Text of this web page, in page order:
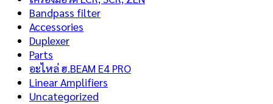
Bandpass filter
Accessories
Duplexer
Parts
อะไหล่ ฮ.BEAM E4 PRO
Linear Amplifiers
Uncategorized